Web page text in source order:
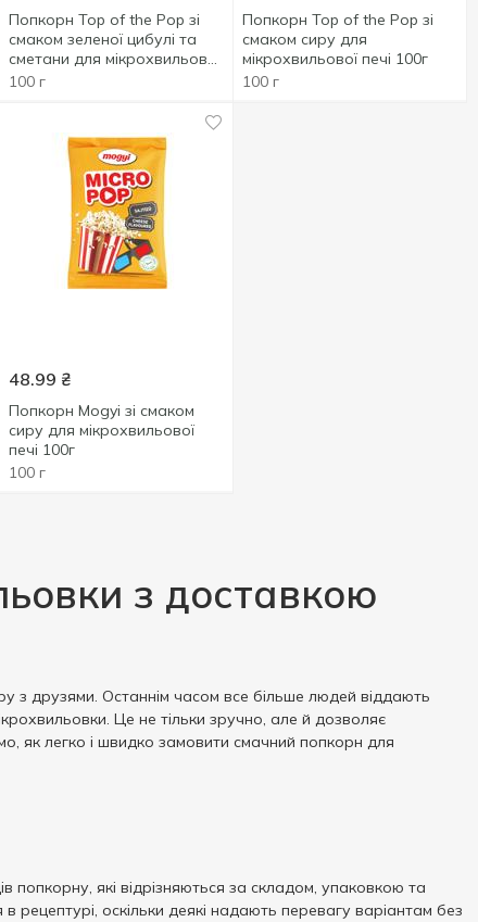
Попкорн Top of the Pop зі
смаком зеленої цибулі та
сметани для мікрохвильовоі
печі 100г
100 г
Попкорн Top of the Pop зі
смаком сиру для
мікрохвильової печі 100г
100 г
48.99 ₴
Попкорн Mogyi зі смаком
сиру для мікрохвильової
печі 100г
100 г
з доставкою
друзями. Останнім часом все більше людей віддають
Це не тільки зручно, але й дозволяє
як легко і швидко замовити смачний попкорн для
які відрізняються за складом, упаковкою та
оскільки деякі надають перевагу варіантам без